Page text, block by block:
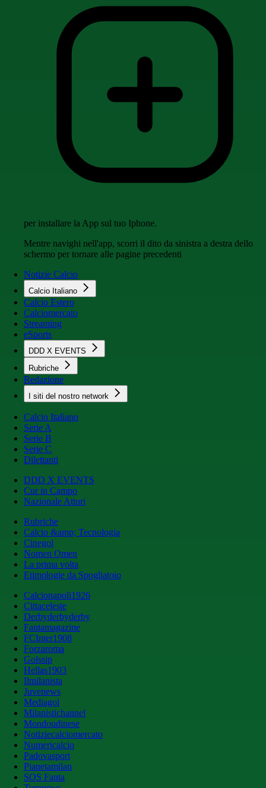
per installare la App sul tuo Iphone.
Mentre navighi nell'app, scorri il dito da sinistra a destra dello
schermo per tornare alle pagine precedenti
Notizie Calcio
Calcio Italiano
Calcio Estero
Calciomercato
Streaming
eSports
DDD X EVENTS
Rubriche
Redazione
I siti del nostro network
Calcio Italiano
Serie A
Serie B
Serie C
Dilettanti
DDD X EVENTS
Cur in Campo
Nazionale Attori
Rubriche
Calcio &amp; Tecnologia
Cinegol
Nomen Omen
La prima volta
Etimologie da Spogliatoio
Calcionapoli1926
Cittaceleste
Derbyderbyderby
Fantamagazine
FCInter1908
Forzaroma
Golssip
Hellas1903
Ilmilanista
Juvenews
Mediagol
Milanistichannel
Mondoudinese
Notiziecalciomercato
Numericalcio
Padovasport
Pianetamilan
SOS Fanta